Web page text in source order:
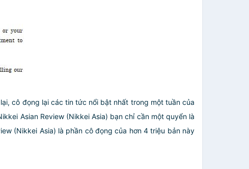
cô đọng lại các tin tức nổi bật nhất trong một tuần của
Asian Review (Nikkei Asia) bạn chỉ cần một quyển là
(Nikkei Asia) là phần cô đọng của hơn 4 triệu bản này